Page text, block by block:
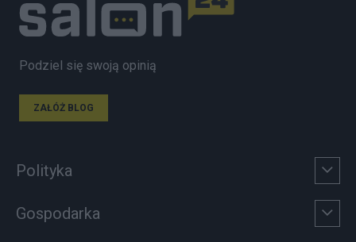
Podziel się swoją opinią
ZAŁÓŻ BLOG
Polityka
Gospodarka